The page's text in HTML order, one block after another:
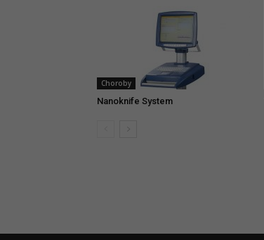
Choroby
Nanoknife System